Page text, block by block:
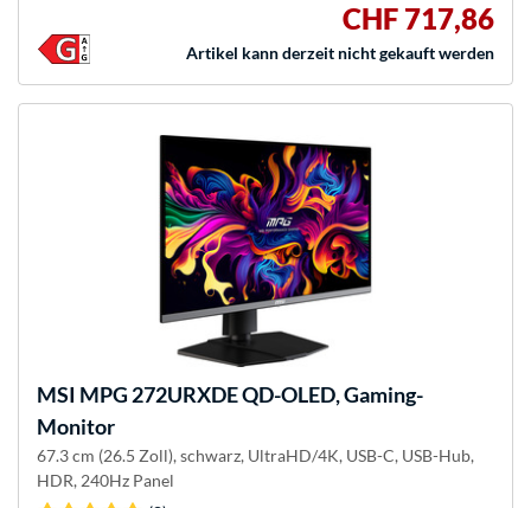
CHF 717,86
Artikel kann derzeit nicht gekauft werden
MSI MPG 272URXDE QD-OLED, Gaming-
Monitor
67.3 cm (26.5 Zoll), schwarz, UltraHD/4K, USB-C, USB-Hub,
HDR, 240Hz Panel